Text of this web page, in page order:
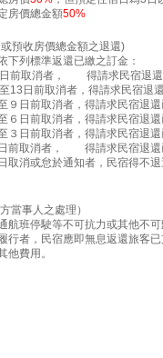
房價總金額50%
預收房價總金額之退還)
下列標準返還已繳之訂金：
前取消者， 得請求民宿退還
13日前取消者，得請求民宿退
９日前取消者，得請求民宿退還
６日前取消者，得請求民宿退還
３日前取消者，得請求民宿退還
前取消者， 得請求民宿退還
取消或怠於通知者，民宿得不
當事人之處理）
航班停駛等不可抗力或其他不
行者，民宿應即無息返還旅客
他費用。